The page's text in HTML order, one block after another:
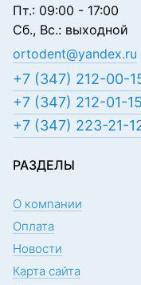
Пт.: 09:00 - 17:00
Сб., Вс.: выходной
ortodent@yandex.ru
+7 (347) 212-00-
+7 (347) 212-01-15
+7 (347) 223-21-
РАЗДЕЛЫ
О компании
Оплата
Новости
Карта сайта